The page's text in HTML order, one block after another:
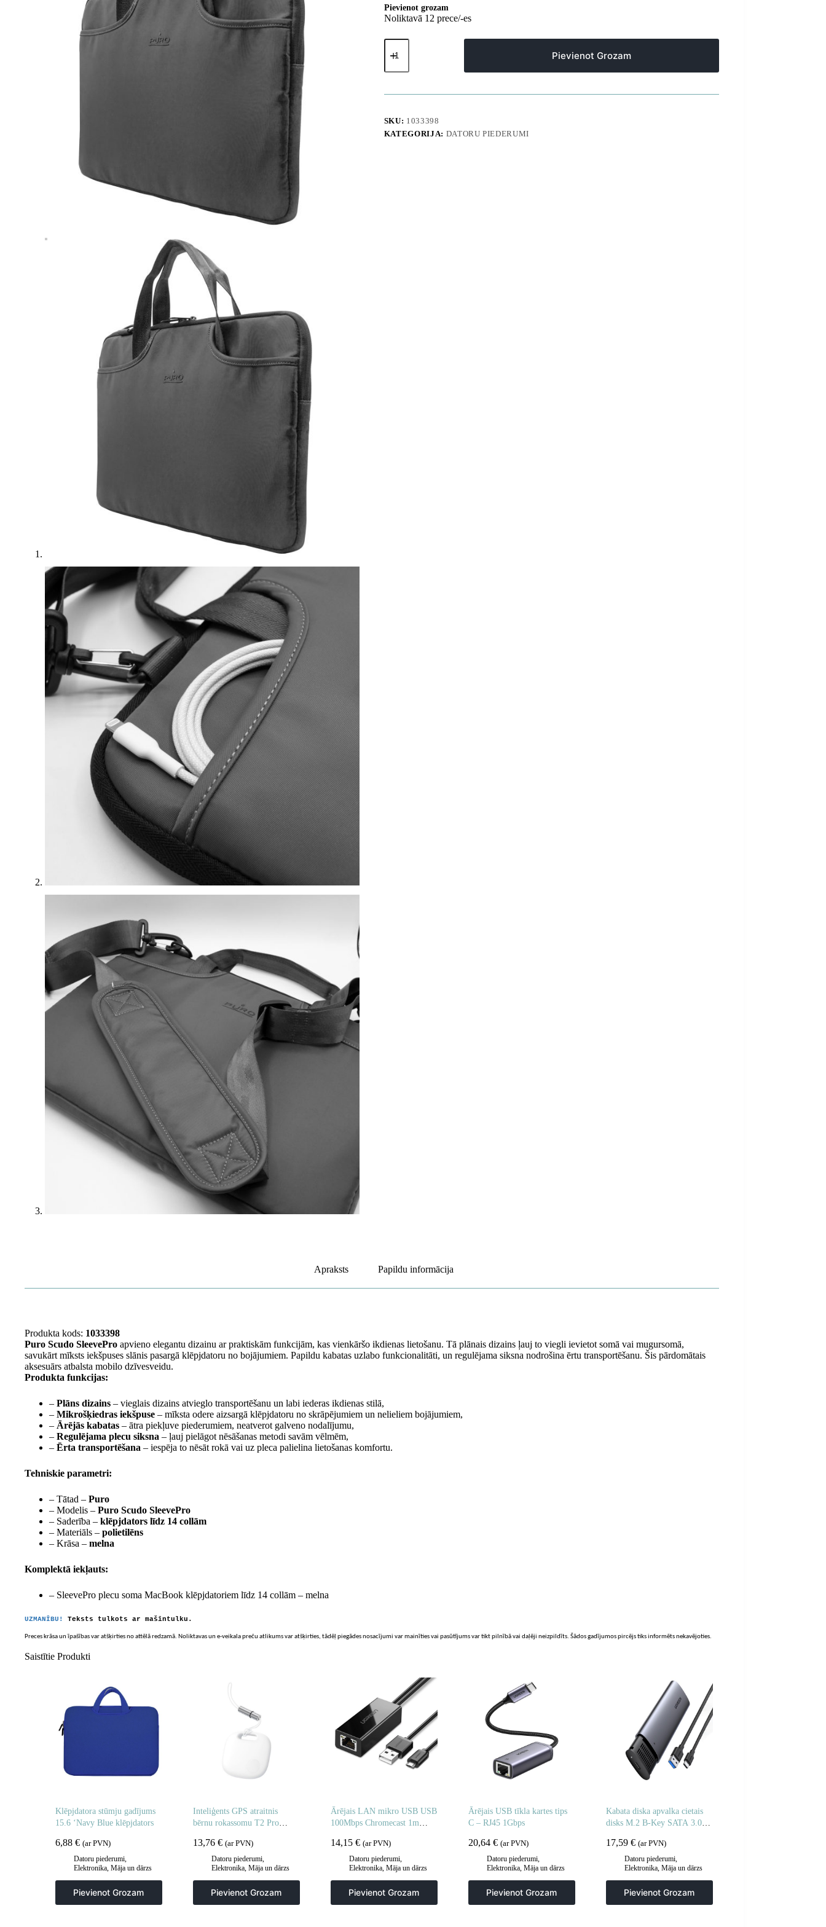
Pievienot grozam
Noliktavā 12 prece/-es
SleevePro
plecu
soma
klēpjdatoriem
14
collām
-
Pievienot Grozam
SKU: 1033398
KATEGORIJA: DATORU PIEDERUMI
Apraksts Papildu informācija
Produkta kods: 1033398
Puro Scudo SleevePro apvieno elegantu dizainu ar praktiskām funkcijām, kas vienkāršo ikdienas lietošanu. Tā plānais dizains ļauj to viegli ievietot somā vai mugursomā,
savukārt mīksts iekšpuses slānis pasargā klēpjdatoru no bojājumiem. Papildu kabatas uzlabo funkcionalitāti, un regulējama siksna nodrošina ērtu transportēšanu. Šis pārdomātais
aksesuārs atbalsta mobilo dzīvesveidu.
Produkta funkcijas:
– Plāns dizains – vieglais dizains atvieglo transportēšanu un labi iederas ikdienas stilā,
– Mikrošķiedras iekšpuse – mīksta odere aizsargā klēpjdatoru no skrāpējumiem un nelieliem bojājumiem,
– Ārējās kabatas – ātra piekļuve piederumiem, neatverot galveno nodalījumu,
– Regulējama plecu siksna – ļauj pielāgot nēsāšanas metodi savām vēlmēm,
– Ērta transportēšana – iespēja to nēsāt rokā vai uz pleca palielina lietošanas komfortu.
Tehniskie parametri:
– Tātad – Puro
– Modelis – Puro Scudo SleevePro
– Saderība – klēpjdators līdz 14 collām
– Materiāls – polietilēns
– Krāsa – melna
Komplektā iekļauts:
– SleevePro plecu soma MacBook klēpjdatoriem līdz 14 collām – melna
UZMANĪBU! Teksts tulkots ar mašīntulku.
Preces krāsa un īpašības var atšķirties no attēlā redzamā. Noliktavas un e-veikala preču atlikums var atšķirties, tādēļ piegādes nosacījumi var mainīties vai pasūtījums var tikt pilnībā vai daļēji neizpildīts. Šādos gadījumos pircējs tiks informēts nekavējoties.
Saistītie Produkti
Klēpjdatora stūmju gadījums
15.6 ‘Navy Blue klēpjdators
6,88 € (ar PVN)
Datoru piederumi,
Elektronika, Māja un dārzs
Pievienot Grozam
Inteliģents GPS atraitnis
bērnu rokassomu T2 Pro
13,76 € (ar PVN)
Datoru piederumi,
Elektronika, Māja un dārzs
Pievienot Grozam
Ārējais LAN mikro USB USB
100Mbps Chromecast 1m
14,15 € (ar PVN)
Datoru piederumi,
Elektronika, Māja un dārzs
Pievienot Grozam
Ārējais USB tīkla kartes tips
C – RJ45 1Gbps
20,64 € (ar PVN)
Datoru piederumi,
Elektronika, Māja un dārzs
Pievienot Grozam
Kabata diska apvalka cietais
disks M.2 B-Key SATA 3.0
17,59 € (ar PVN)
Datoru piederumi,
Elektronika, Māja un dārzs
Pievienot Grozam